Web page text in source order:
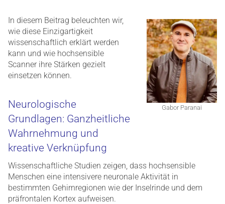
Gabor Paranai
In diesem Beitrag beleuchten wir,
wie diese Einzigartigkeit
wissenschaftlich erklärt werden
kann und wie hochsensible
Scanner ihre Stärken gezielt
einsetzen können.
Neurologische
Grundlagen: Ganzheitliche
Wahrnehmung und
kreative Verknüpfung
Wissenschaftliche Studien zeigen, dass hochsensible
Menschen eine intensivere neuronale Aktivität in
bestimmten Gehirnregionen wie der Inselrinde und dem
präfrontalen Kortex aufweisen.